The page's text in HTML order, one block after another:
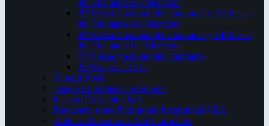
del Chamamé del Mercosur
29ª Fiesta Nacional del Chamamé y 15ª Fiesta
del Chamamé del Mercosur
28ª Fiesta Nacional del Chamamé y 14ª Fiesta
del Chamamé del Mercosur
27ª Fiesta Nacional del Chamamé
26ª Edición. 2016.
Taragüi Rock
Juegos Culturales Correntinos
Festival Corrientes Jazz
Encuentro sobre Patrimonio Integral del NEA
ArteCo. Mercado de Arte Corrientes